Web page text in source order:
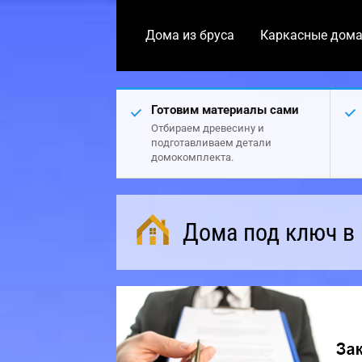
Дома из бруса Каркасные дома
Готовим материалы сами
Отбираем древесину и
подготавливаем детали
домокомплекта.
Дома под ключ в